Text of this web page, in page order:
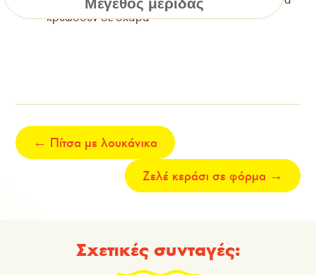
κρυώσουν σε σχάρα
← Πίτσα με λουκάνικα
Zελέ κεράσι σε φόρμα →
Σχετικές συνταγές: